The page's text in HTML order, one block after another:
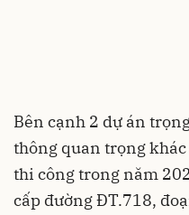
Bên cạnh 2 dự án
thông quan trọng
thi công trong năm
cấp đường ĐT.718,